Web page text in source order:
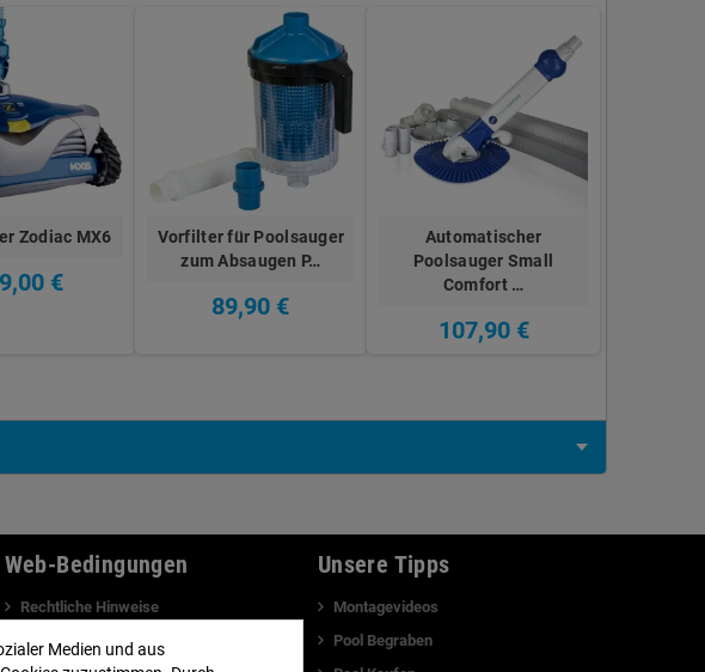
Zodiac MX6
€
Vorfilter für Poolsauger
zum Absaugen P…
89,90 €
Automatischer
Poolsauger Small
Comfort …
107,90 €
Web-Bedingungen
Rechtliche Hinweise
Zahlung und Lieferung
Unsere Tipps
Montagevideos
Pool Begraben
Medien und aus